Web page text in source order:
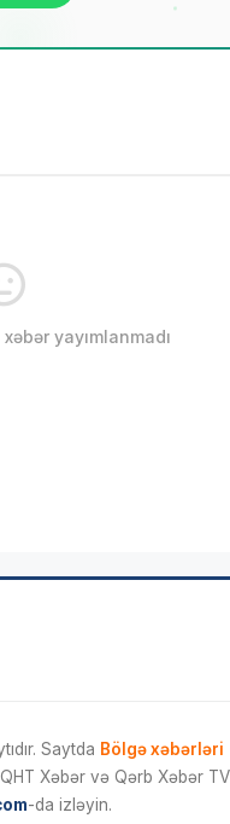
yayımlanmadı
Saytda Bölgə xəbərləri
Xəbər və Qərb Xəbər
-da izləyin.